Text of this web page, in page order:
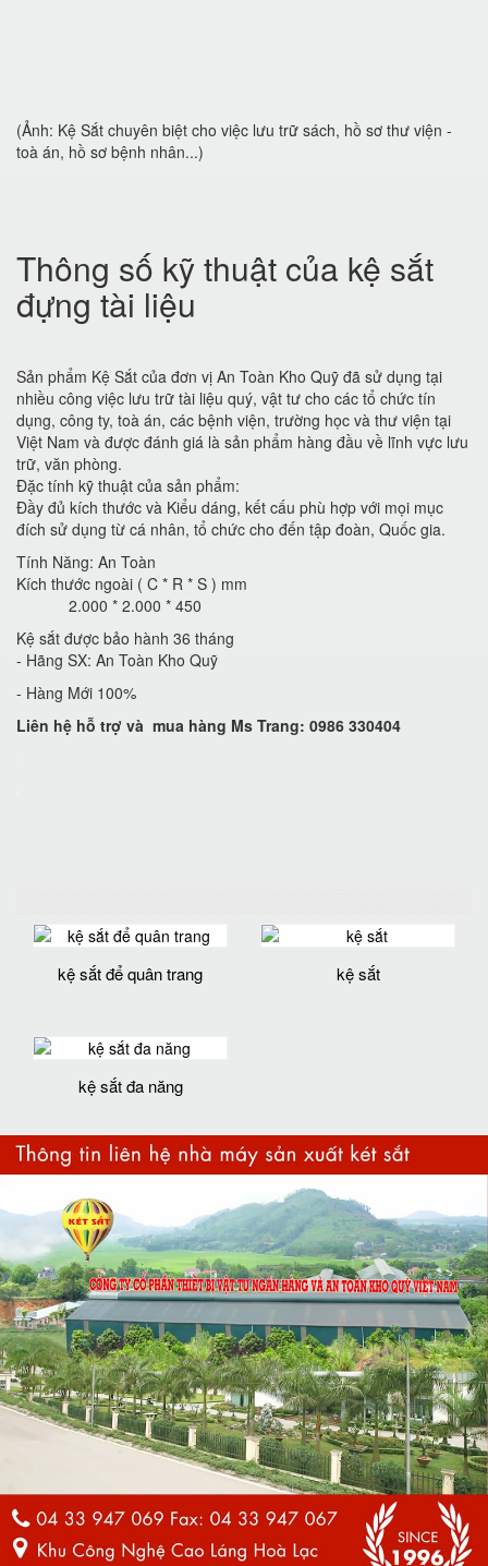
(Ảnh: Kệ Sắt chuyên biệt cho việc lưu trữ sách, hồ sơ thư viện -
toà án, hồ sơ bệnh nhân...)
Thông số kỹ thuật của kệ sắt
đựng tài liệu
Sản phẩm Kệ Sắt của đơn vị An Toàn Kho Quỹ đã sử dụng tại
nhiều công việc lưu trữ tài liệu quý, vật tư cho các tổ chức tín
dụng, công ty, toà án, các bệnh viện, trường học và thư viện tại
Việt Nam và được đánh giá là sản phẩm hàng đầu về lĩnh vực lưu
trữ, văn phòng.
Đặc tính kỹ thuật của sản phẩm:
Đầy đủ kích thước và Kiểu dáng, kết cấu phù hợp với mọi mục
đích sử dụng từ cá nhân, tổ chức cho đến tập đoàn, Quốc gia.
Tính Năng: An Toàn
Kích thước ngoài ( C * R * S ) mm
2.000 * 2.000 * 450
Kệ sắt được bảo hành 36 tháng
- Hãng SX: An Toàn Kho Quỹ
- Hàng Mới 100%
Liên hệ hỗ trợ và mua hàng Ms Trang: 0986 330404
kệ sắt để quân trang kệ sắt
kệ sắt đa năng